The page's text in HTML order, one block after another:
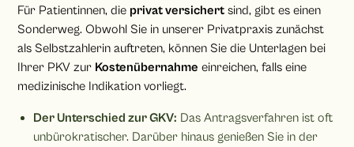
Für Patientinnen, die privat versichert sind, gibt es einen
Sonderweg. Obwohl Sie in unserer Privatpraxis zunächst
als Selbstzahlerin auftreten, können Sie die Unterlagen bei
Ihrer PKV zur Kostenübernahme einreichen, falls eine
medizinische Indikation vorliegt.
Der Unterschied zur GKV: Das Antragsverfahren ist oft
unbürokratischer. Darüber hinaus genießen Sie in der